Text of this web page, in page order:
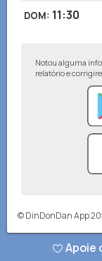
DOM: 11:30
Notou alguma
relatório e
© DinDonDan App
Apoie